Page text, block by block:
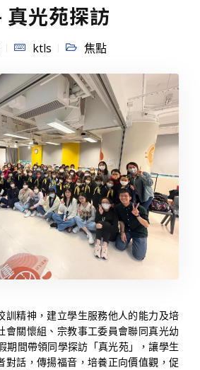
真光苑探訪
ktls 焦點
訓精神，建立學生服務他人的能力及培
會關懷組、宗教事工委員會聯同真光幼
期間帶領同學探訪「真光苑」，讓學生
對話，傳揚福音，培養正向價值觀，促